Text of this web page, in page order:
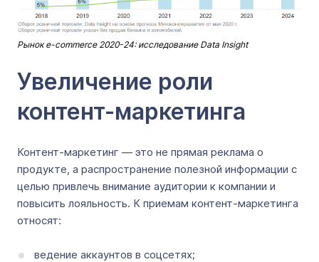
Рынок e-commerce 2020-24: исследование Data Insight
Увеличение роли
контент-маркетинга
Контент-маркетинг — это не прямая реклама о
продукте, а распространение полезной информации с
целью привлечь внимание аудитории к компании и
повысить лояльность. К приемам контент-маркетинга
относят:
ведение аккаунтов в соцсетях;